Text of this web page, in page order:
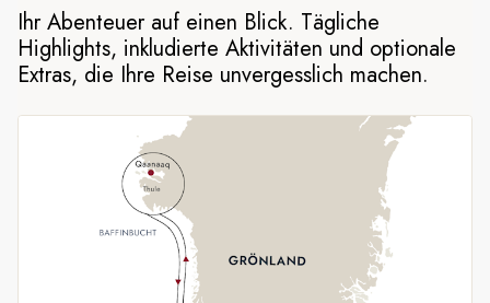
Wir machen uns von Nuuk aus entlang der rauen und
atemberaubenden Küste Westgrönlands auf den Weg in
Richtung Norden. Bewundern Sie während unserer Fahrt
entlang der Diskobucht riesige Eisberge, gekalbt von
Gezeitengletschern wie dem Sermeq Kujalleq, dem
gigantischen Gletscher an der Spitze des UNESCO-
geschützten Ilulissat-Eisfjords.Halten Sie dabei auch
Ausschau nach Walen.
Die Region Thule in der Arktis
Ihr Abenteuer auf einen Blick. Tägliche
Highlights, inkludierte Aktivitäten und optionale
Extras, die Ihre Reise unvergesslich machen.